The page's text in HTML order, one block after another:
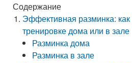
Содержание
Эффективная разминка: как
тренировке дома или в зале
Разминка дома
Разминка в зале